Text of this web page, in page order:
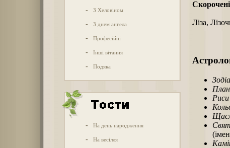
- З Хеловіном
- З днем ангела
- Професійні
- Інші вітання
- Подяка
- На день народження
- На весілля
Ліза,